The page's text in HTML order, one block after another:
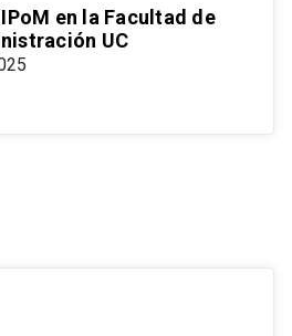
en la Facultad de
UC